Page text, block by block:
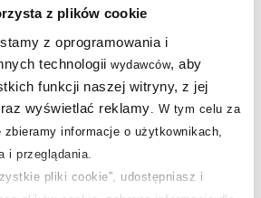
z plików cookie
z oprogramowania i
technologii wydawców, aby
funkcji naszej witryny, z jej
wyświetlać reklamy
W tym celu za
informacje o użytkownikach,
i przeglądania.
pliki cookie”, udostępniasz i